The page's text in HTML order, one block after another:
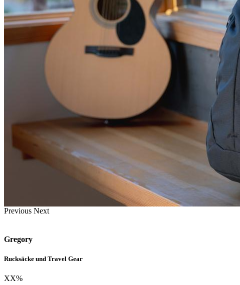
Previous Next
Gregory
Rucksäcke und Travel Gear
XX%